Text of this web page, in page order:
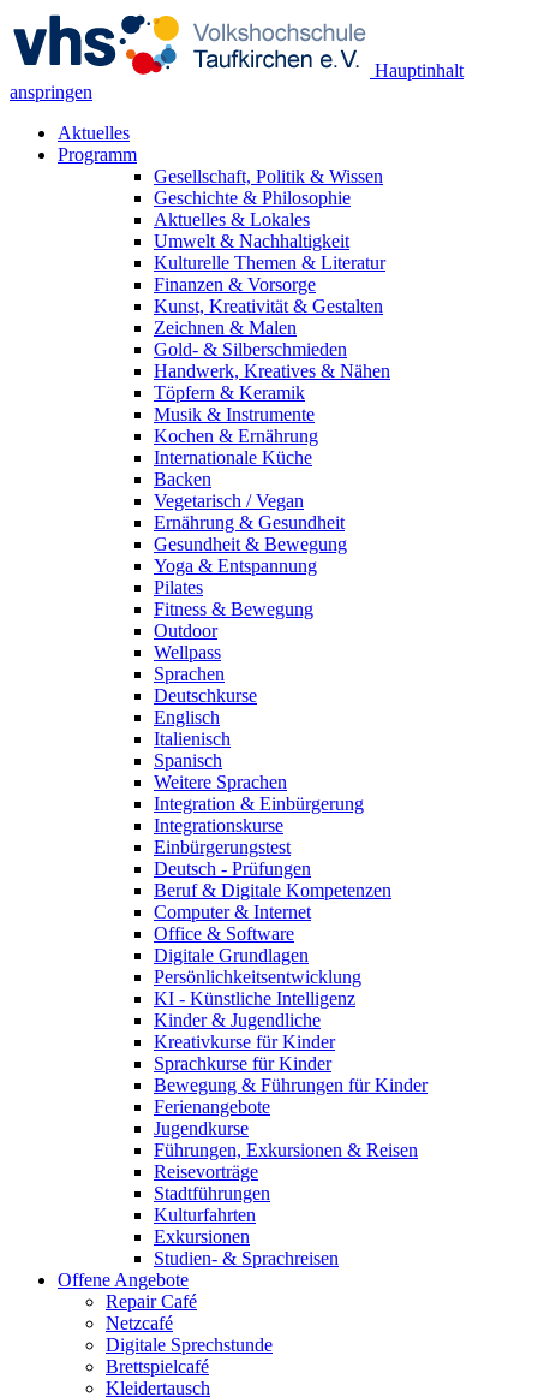
Hauptinhalt
anspringen
Aktuelles
Programm
Gesellschaft, Politik & Wissen
Geschichte & Philosophie
Aktuelles & Lokales
Umwelt & Nachhaltigkeit
Kulturelle Themen & Literatur
Finanzen & Vorsorge
Kunst, Kreativität & Gestalten
Zeichnen & Malen
Gold- & Silberschmieden
Handwerk, Kreatives & Nähen
Töpfern & Keramik
Musik & Instrumente
Kochen & Ernährung
Internationale Küche
Backen
Vegetarisch / Vegan
Ernährung & Gesundheit
Gesundheit & Bewegung
Yoga & Entspannung
Pilates
Fitness & Bewegung
Outdoor
Wellpass
Sprachen
Deutschkurse
Englisch
Italienisch
Spanisch
Weitere Sprachen
Integration & Einbürgerung
Integrationskurse
Einbürgerungstest
Deutsch - Prüfungen
Beruf & Digitale Kompetenzen
Computer & Internet
Office & Software
Digitale Grundlagen
Persönlichkeitsentwicklung
KI - Künstliche Intelligenz
Kinder & Jugendliche
Kreativkurse für Kinder
Sprachkurse für Kinder
Bewegung & Führungen für Kinder
Ferienangebote
Jugendkurse
Führungen, Exkursionen & Reisen
Reisevorträge
Stadtführungen
Kulturfahrten
Exkursionen
Studien- & Sprachreisen
Offene Angebote
Repair Café
Netzcafé
Digitale Sprechstunde
Brettspielcafé
Kleidertausch